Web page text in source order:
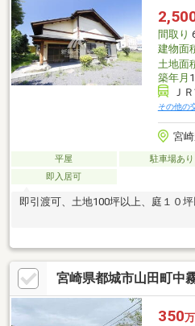
間取り
建物面
土地面
築年月
Ｊ
その他の
宮
平屋 駐車場あり
即入居可
即引渡可、土地100坪以上、庭１０
宮崎県都城市山田町中
350